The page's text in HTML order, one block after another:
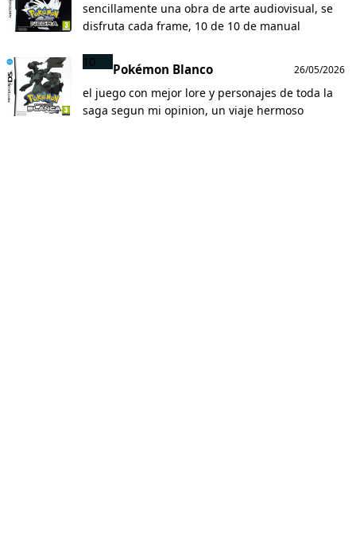
sencillamente una obra de arte audiovisual, se
disfruta cada frame, 10 de 10 de manual
10 Pokémon Blanco 26/05/2026
el juego con mejor lore y personajes de toda la
saga segun mi opinion, un viaje hermoso